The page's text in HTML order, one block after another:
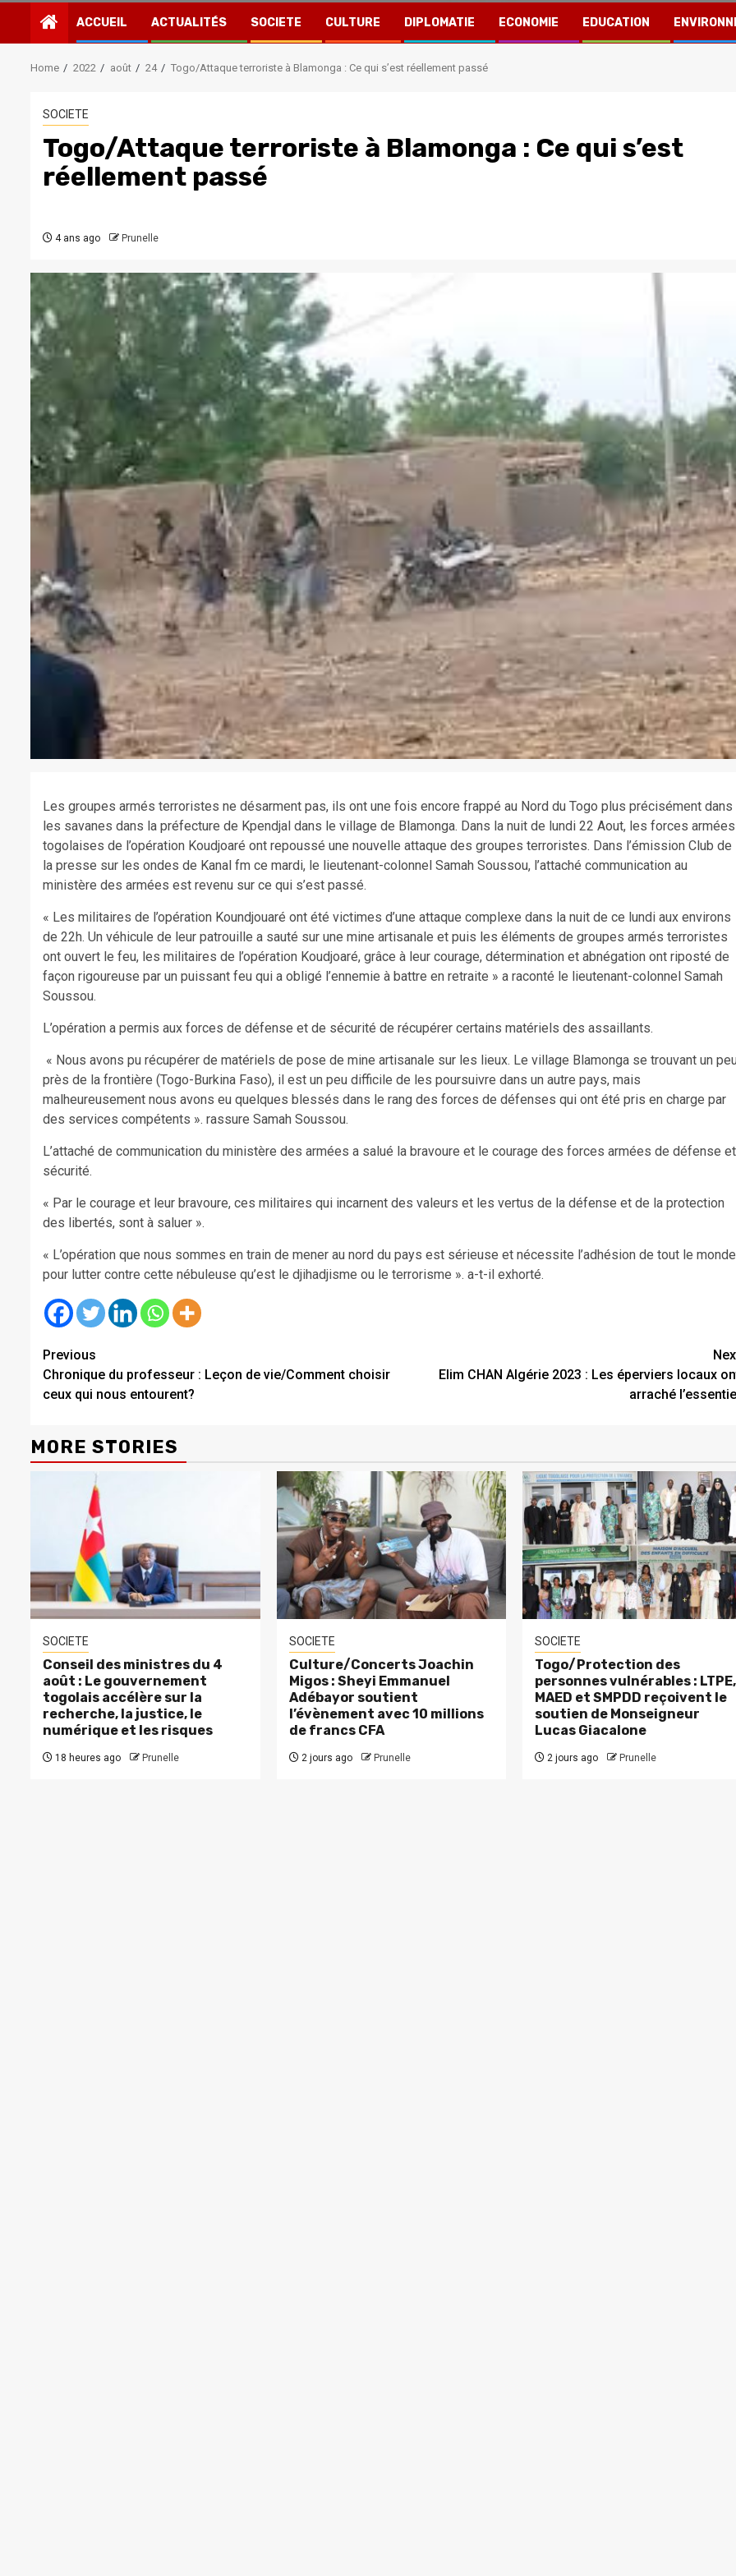
ACCUEIL ACTUALITÉS SOCIETE CULTURE DIPLOMATIE ECONOMIE EDUCATION
Home 2022 août 24 Togo/Attaque terroriste à Blamonga : Ce qui s’est réellement passé
SOCIETE
Togo/Attaque terroriste à Blamonga : Ce qui s’est
réellement passé
4 ans ago Prunelle
Les groupes armés terroristes ne désarment pas, ils ont une fois encore frappé au Nord du Togo plus précisément dans
les savanes dans la préfecture de Kpendjal dans le village de Blamonga. Dans la nuit de lundi 22 Aout, les forces armées
togolaises de l’opération Koudjoaré ont repoussé une nouvelle attaque des groupes terroristes. Dans l’émission Club de
la presse sur les ondes de Kanal fm ce mardi, le lieutenant-colonnel Samah Soussou, l’attaché communication au
ministère des armées est revenu sur ce qui s’est passé.
« Les militaires de l’opération Koundjouaré ont été victimes d’une attaque complexe dans la nuit de ce lundi aux environs
de 22h. Un véhicule de leur patrouille a sauté sur une mine artisanale et puis les éléments de groupes armés terroristes
ont ouvert le feu, les militaires de l’opération Koudjoaré, grâce à leur courage, détermination et abnégation ont riposté de
façon rigoureuse par un puissant feu qui a obligé l’ennemie à battre en retraite » a raconté le lieutenant-colonnel Samah
Soussou.
L’opération a permis aux forces de défense et de sécurité de récupérer certains matériels des assaillants.
« Nous avons pu récupérer de matériels de pose de mine artisanale sur les lieux. Le village Blamonga se trouvant un
près de la frontière (Togo-Burkina Faso), il est un peu difficile de les poursuivre dans un autre pays, mais
malheureusement nous avons eu quelques blessés dans le rang des forces de défenses qui ont été pris en charge par
des services compétents ». rassure Samah Soussou.
L’attaché de communication du ministère des armées a salué la bravoure et le courage des forces armées de défense et
sécurité.
« Par le courage et leur bravoure, ces militaires qui incarnent des valeurs et les vertus de la défense et de la protection
des libertés, sont à saluer ».
« L’opération que nous sommes en train de mener au nord du pays est sérieuse et nécessite l’adhésion de tout le monde
pour lutter contre cette nébuleuse qu’est le djihadjisme ou le terrorisme ». a-t-il exhorté.
Continue
Reading
Previous
Chronique du professeur : Leçon de vie/Comment choisir
ceux qui nous entourent?
Elim CHAN Algérie 2023 : Les éperviers locaux
arraché
MORE STORIES
SOCIETE
Conseil des ministres du 4
août : Le gouvernement
togolais accélère sur la
recherche, la justice, le
numérique et les risques
18 heures ago Prunelle
SOCIETE
Culture/Concerts Joachin
Migos : Sheyi Emmanuel
Adébayor soutient
l’évènement avec 10 millions
de francs CFA
2 jours ago Prunelle
SOCIETE
Togo/Protection des
personnes vulnérables : LTPE,
MAED et SMPDD reçoivent le
soutien de Monseigneur
Lucas Giacalone
2 jours ago Prunelle